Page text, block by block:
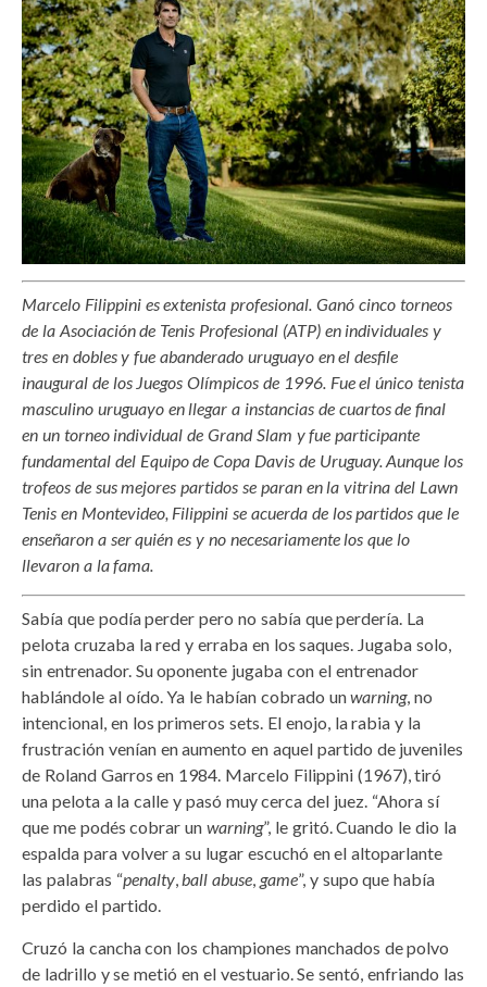
Marcelo Filippini es extenista profesional. Ganó cinco torneos
de la Asociación de Tenis Profesional (ATP) en individuales y
tres en dobles y fue abanderado uruguayo en el desfile
inaugural de los Juegos Olímpicos de 1996. Fue el único tenista
masculino uruguayo en llegar a instancias de cuartos de final
en un torneo individual de Grand Slam y fue participante
fundamental del Equipo de Copa Davis de Uruguay. Aunque los
trofeos de sus mejores partidos se paran en la vitrina del Lawn
Tenis en Montevideo, Filippini se acuerda de los partidos que le
enseñaron a ser quién es y no necesariamente los que lo
llevaron a la fama.
Sabía que podía perder pero no sabía que perdería. La
pelota cruzaba la red y erraba en los saques. Jugaba solo,
sin entrenador. Su oponente jugaba con el entrenador
hablándole al oído. Ya le habían cobrado unwarning, no
intencional, en los primeros sets. El enojo, la rabia y la
frustración venían en aumento en aquel partido de juveniles
de Roland Garros en 1984. Marcelo Filippini (1967), tiró
una pelota a la calle y pasó muy cerca del juez. “Ahora sí
que me podés cobrar un warning”, le gritó. Cuando le dio la
espalda para volver a su lugar escuchó en el altoparlante
las palabras “penalty,ball abuse, game”, y supo que había
perdido el partido.
Cruzó la cancha con los championes manchados de polvo
de ladrillo y se metió en el vestuario. Se sentó, enfriando las